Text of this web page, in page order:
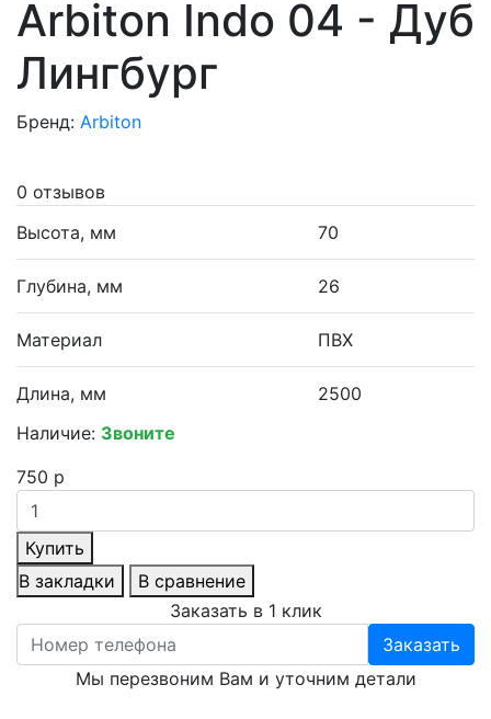
Arbiton Indo 04 - Дуб
Лингбург
Бренд: Arbiton
0 отзывов
Высота, мм
70
Глубина, мм 26
Материал ПВХ
Длина, мм
2500
Наличие: Звоните
750 р
Купить
В закладки
В сравнение
Заказать в 1 клик
Заказать
Мы перезвоним Вам и уточним детали